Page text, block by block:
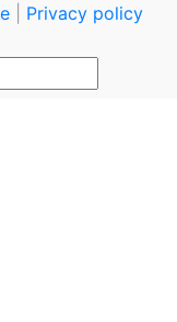
Privacy policy